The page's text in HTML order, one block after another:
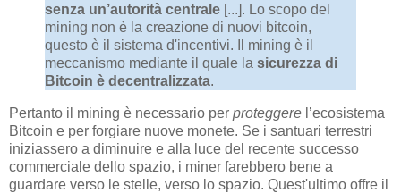
senza un’autorità centrale [...]. Lo scopo del
mining non è la creazione di nuovi bitcoin,
questo è il sistema d'incentivi. Il mining è il
meccanismo mediante il quale la sicurezza di
Bitcoin è decentralizzata.
Pertanto il mining è necessario per proteggere l’ecosistema
Bitcoin e per forgiare nuove monete. Se i santuari terrestri
iniziassero a diminuire e alla luce del recente successo
commerciale dello spazio, i miner farebbero bene a
guardare verso le stelle, verso lo spazio. Quest'ultimo offre il